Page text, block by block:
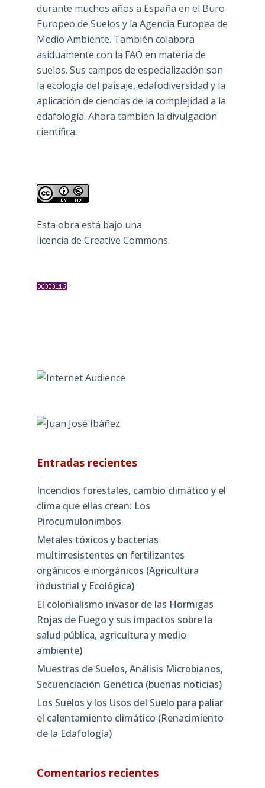
durante muchos años a España en el Buro
Europeo de Suelos y la Agencia Europea de
Medio Ambiente. También colabora
asiduamente con la FAO en materia de
suelos. Sus campos de especialización son
la ecología del paisaje, edafodiversidad y la
aplicación de ciencias de la complejidad a la
edafología. Ahora también la divulgación
científica.
Esta obra está bajo una
licencia de Creative Commons.
Entradas recientes
Incendios forestales, cambio climático y el
clima que ellas crean: Los
Pirocumulonimbos
Metales tóxicos y bacterias
multirresistentes en fertilizantes
orgánicos e inorgánicos (Agricultura
industrial y Ecológica)
El colonialismo invasor de las Hormigas
Rojas de Fuego y sus impactos sobre la
salud pública, agricultura y medio
ambiente)
Muestras de Suelos, Análisis Microbianos,
Secuenciación Genética (buenas noticias)
Los Suelos y los Usos del Suelo para paliar
el calentamiento climático (Renacimiento
de la Edafología)
Comentarios recientes